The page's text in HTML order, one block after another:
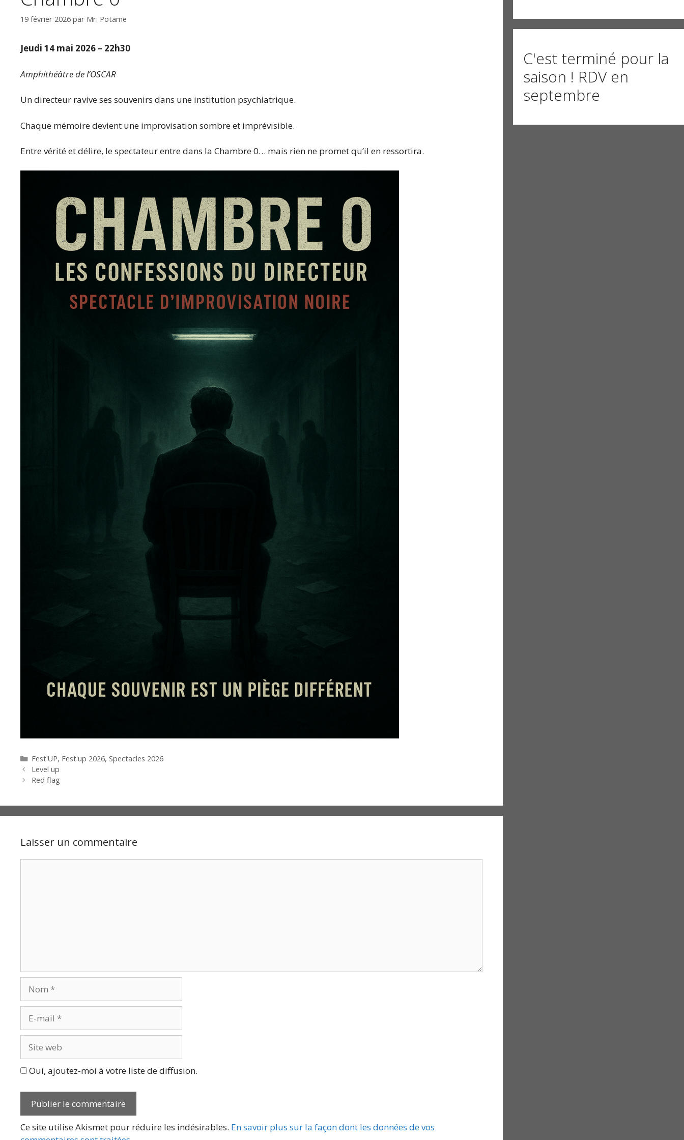
19 février 2026 par Mr. Potame
Jeudi 14 mai 2026 – 22h30
Amphithéâtre de l’OSCAR
Un directeur ravive ses souvenirs dans une institution psychiatrique.
Chaque mémoire devient une improvisation sombre et imprévisible.
Entre vérité et délire, le spectateur entre dans la Chambre 0… mais rien ne promet qu’il en ressortira.
Catégories
Fest'UP, Fest'up 2026, Spectacles 2026
Level up
Red flag
Laisser un commentaire
mail
web
Oui, ajoutez-moi à votre liste de diffusion.
Ce site utilise Akismet pour réduire les indésirables. En savoir plus sur la façon dont les données de vos
C'est terminé pour la
saison ! RDV en
septembre